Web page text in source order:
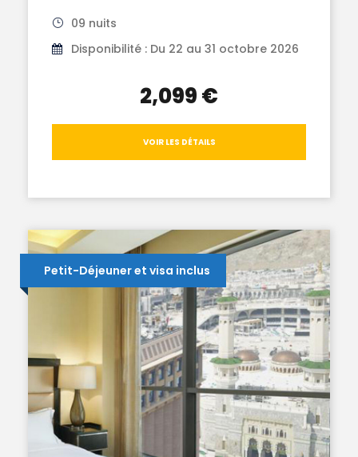
09 nuits
Disponibilité : Du 22 au 31 octobre 2026
2,099 €
VOIR LES DÉTAILS
Petit-Déjeuner et visa inclus